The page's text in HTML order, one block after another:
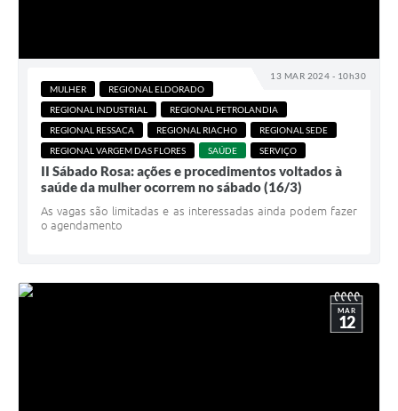
13 MAR 2024 - 10h30
MULHER
REGIONAL ELDORADO
REGIONAL INDUSTRIAL
REGIONAL PETROLANDIA
REGIONAL RESSACA
REGIONAL RIACHO
REGIONAL SEDE
REGIONAL VARGEM DAS FLORES
SAÚDE SERVIÇO
II Sábado Rosa: ações e procedimentos voltados à
saúde da mulher ocorrem no sábado (16/3)
As vagas são limitadas e as interessadas ainda podem fazer
o agendamento
MAR
12